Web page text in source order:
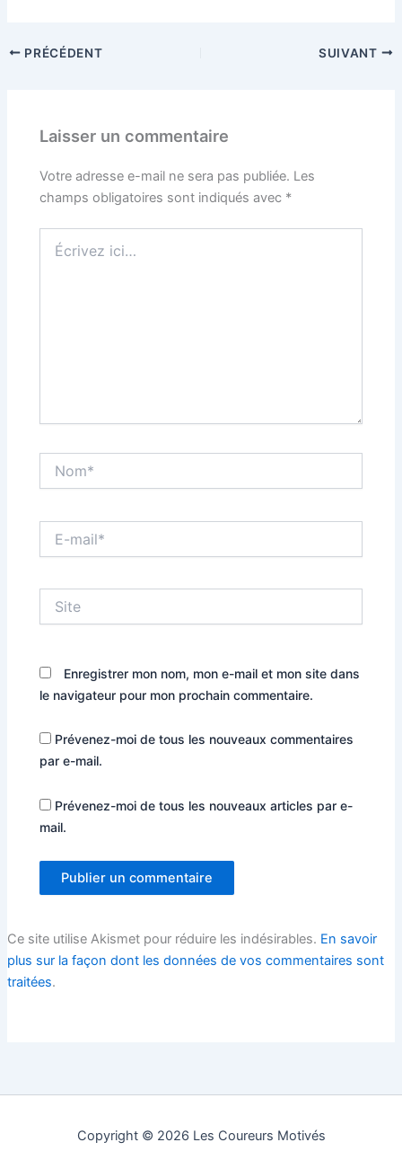
PRÉCÉDENT SUIVANT
Laisser un commentaire
Votre adresse e-mail ne sera pas publiée. Les
champs obligatoires sont indiqués avec *
ici…
mail*
Enregistrer mon nom, mon e-mail et mon site dans
le navigateur pour mon prochain commentaire.
Prévenez-moi de tous les nouveaux commentaires
par e-mail.
Prévenez-moi de tous les nouveaux articles par e-
mail.
Ce site utilise Akismet pour réduire les indésirables. En savoir
plus sur la façon dont les données de vos commentaires sont
traitées.
Copyright © 2026 Les Coureurs Motivés